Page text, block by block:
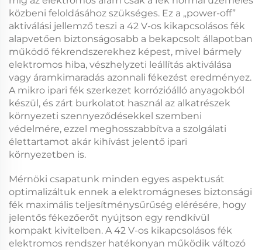
közbeni feloldásához szükséges. Ez a „power-off”
aktiválási jellemző teszi a 42 V-os kikapcsolásos fék
alapvetően biztonságosabb a bekapcsolt állapotban
működő fékrendszerekhez képest, mivel bármely
elektromos hiba, vészhelyzeti leállítás aktiválása
vagy áramkimaradás azonnali fékezést eredményez.
A mikro ipari fék szerkezet korrózióálló anyagokból
készül, és zárt burkolatot használ az alkatrészek
környezeti szennyeződésekkel szembeni
védelmére, ezzel meghosszabbítva a szolgálati
élettartamot akár kihívást jelentő ipari
környezetben is.
Mérnöki csapatunk minden egyes aspektusát
optimalizáltuk ennek a elektromágneses biztonsági
fék maximális teljesítménysűrűség elérésére, hogy
jelentős fékezőerőt nyújtson egy rendkívül
kompakt kivitelben. A 42 V-os kikapcsolásos fék
elektromos rendszer hatékonyan működik változó